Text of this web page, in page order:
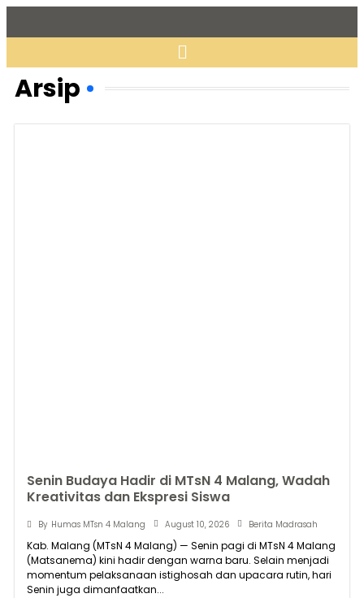
Arsip
Senin Budaya Hadir di MTsN 4 Malang, Wadah
Kreativitas dan Ekspresi Siswa
By Humas MTsn 4 Malang August 10, 2026 Berita Madrasah
Kab. Malang (MTsN 4 Malang) — Senin pagi di MTsN 4 Malang
(Matsanema) kini hadir dengan warna baru. Selain menjadi
momentum pelaksanaan istighosah dan upacara rutin, hari
Senin juga dimanfaatkan...